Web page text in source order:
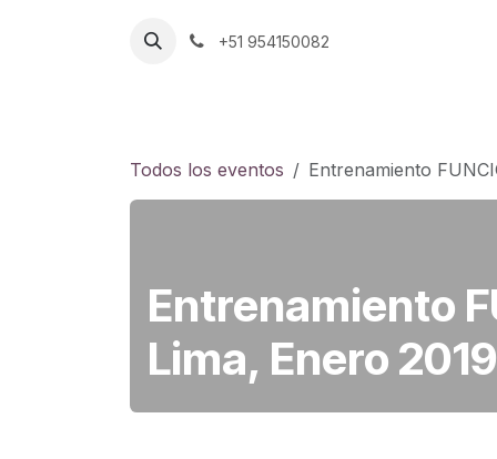
+51 954150082
Todos los eventos Entrenamiento
Entrenamiento
Lima, Enero 2019